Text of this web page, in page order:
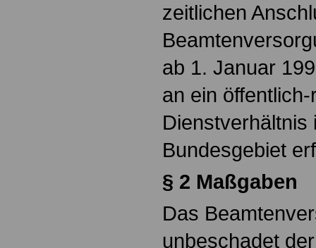
zeitlichen
ab 1. Januar
an ein
Dienstverhältnis
Bundesgebiet
§ 2 Maßgaben
Das
unbeschadet